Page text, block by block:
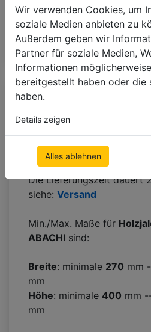
Wir verwenden Cookies, um
soziale Medien anbieten zu
Außerdem geben wir
Partner für soziale Medien,
Informationen
bereitgestellt haben oder die
haben.
Details zeigen
Alles ablehnen
Leistenpaket:172 mm
Ungefähre Produktionszeit:
Versand
PRODUKTBESCHREIBUNG
MONTAGE
Ungefähre Produktionszeit
50mm ABACHI: von
Die Lieferungszeit dauert
siehe: Versand
Min./Max. Maße für
ABACHI sind:
Breite: minimale 270 mm
mm
Höhe: minimale 400 mm
mm